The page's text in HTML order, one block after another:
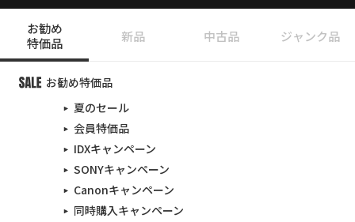
お勧め
特価品
新品 中古品 ジャンク品
お勧め特価品
夏のセール
会員特価品
IDXキャンペーン
SONYキャンペーン
Canonキャンペーン
同時購入キャンペーン